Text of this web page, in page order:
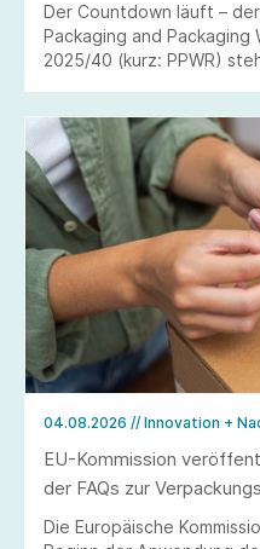
Der Countdown läuft –
Packaging and Packaging
2025/40 (kurz: PPWR)
04.08.2026 // Innovation +
EU-Kommission
der FAQs zur
Die Europäische